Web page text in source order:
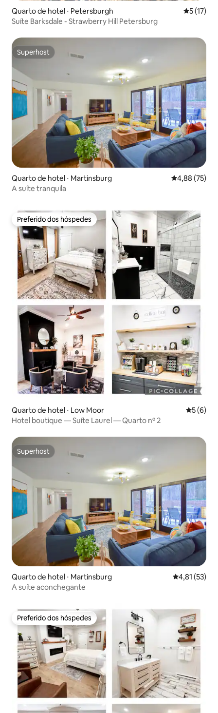
Quarto de hotel ⋅ Petersburgh 5 de uma
5 (17)
Suíte Barksdale - Strawberry Hill Petersburg
Superhost
Superhost
Quarto de hotel ⋅ Martinsburg 4,88 de uma
4,88 (75)
A suíte tranquila
Preferido dos hóspedes
Preferido dos hóspedes
Quarto de hotel ⋅ Low Moor 5 de
5 (6)
Hotel boutique — Suíte Laurel — Quarto nº 2
Superhost
Superhost
Quarto de hotel ⋅ Martinsburg 4,81 de uma
4,81 (53)
A suíte aconchegante
Preferido dos hóspedes
Preferido dos hóspedes